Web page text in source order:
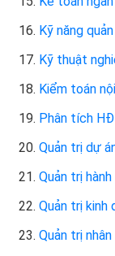
16. Kỹ năng
17. Kỹ thuật
18. Kiểm toán
19. Phân tích
20. Quản trị dự
21. Quản trị
22. Quản trị kinh
23. Quản trị